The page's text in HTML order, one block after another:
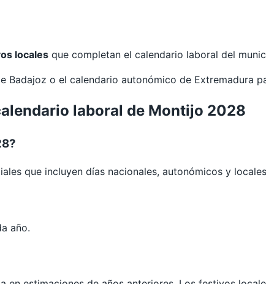
locales que completan el calendario laboral del
Badajoz o el calendario autonómico de Extremadura
laboral de Montijo 2028
que incluyen días nacionales, autonómicos y
año.